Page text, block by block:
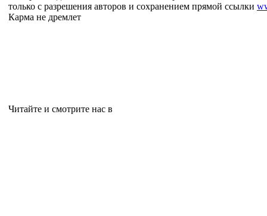
только с разрешения авторов и сохранением прямой ссылки
Карма не дремлет
Читайте и смотрите нас в